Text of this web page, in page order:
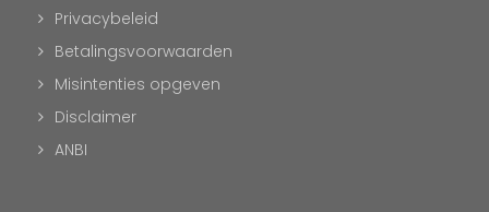
Privacybeleid
Betalingsvoorwaarden
Misintenties opgeven
Disclaimer
ANBI